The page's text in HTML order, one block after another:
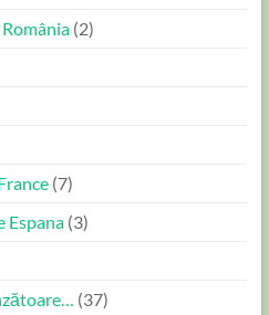
(2)
(7)
Espana(3)
(37)